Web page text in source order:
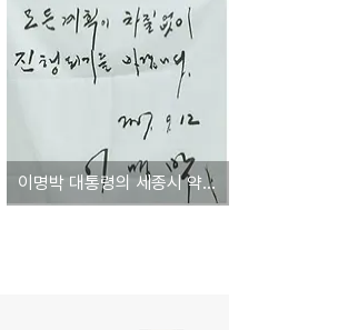
이명박 대통령의 세종시 약속 방명록 사진